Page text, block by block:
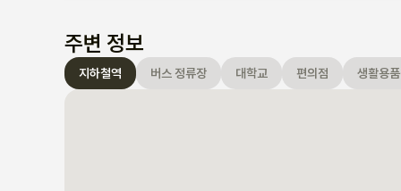
주변 정보
지하철역 버스 정류장 대학교 편의점 생활용